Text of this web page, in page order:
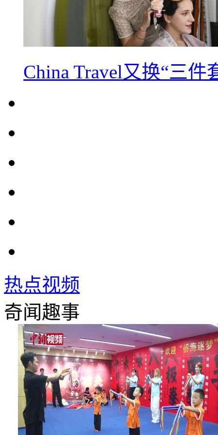
China Travel又换“三
热点视频
奇闻趣事